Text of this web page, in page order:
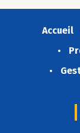
Accueil